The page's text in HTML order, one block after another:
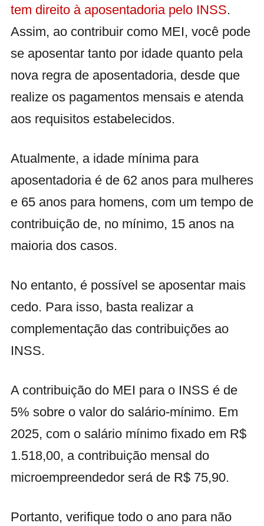
tem direito à aposentadoria pelo INSS.
Assim, ao contribuir como MEI, você pode
se aposentar tanto por idade quanto pela
nova regra de aposentadoria, desde que
realize os pagamentos mensais e atenda
aos requisitos estabelecidos.
Atualmente, a idade mínima para
aposentadoria é de 62 anos para mulheres
e 65 anos para homens, com um tempo de
contribuição de, no mínimo, 15 anos na
maioria dos casos.
No entanto, é possível se aposentar mais
cedo. Para isso, basta realizar a
complementação das contribuições ao
INSS.
A contribuição do MEI para o INSS é de
5% sobre o valor do salário-mínimo. Em
2025, com o salário mínimo fixado em R$
1.518,00, a contribuição mensal do
microempreendedor será de R$ 75,90.
Portanto, verifique todo o ano para não